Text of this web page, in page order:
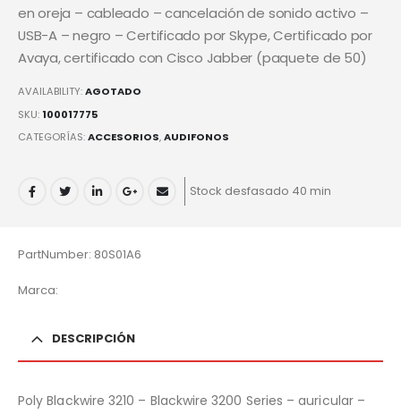
en oreja – cableado – cancelación de sonido activo –
USB-A – negro – Certificado por Skype, Certificado por
Avaya, certificado con Cisco Jabber (paquete de 50)
AVAILABILITY:AGOTADO
SKU:100017775
CATEGORÍAS:ACCESORIOS,AUDIFONOS
Stock desfasado 40 min
PartNumber: 80S01A6
Marca:
DESCRIPCIÓN
Poly Blackwire 3210 – Blackwire 3200 Series – auricular –